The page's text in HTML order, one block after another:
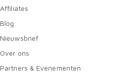
Affiliates
Blog
Nieuwsbrief
Over ons
Partners & Evenementen